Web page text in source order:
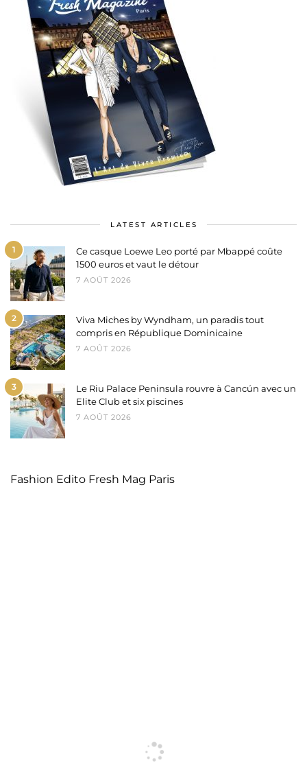
LATEST ARTICLES
1
Ce casque Loewe Leo porté par Mbappé coûte
1500 euros et vaut le détour
7 AOÛT 2026
2
Viva Miches by Wyndham, un paradis tout
compris en République Dominicaine
7 AOÛT 2026
3
Le Riu Palace Peninsula rouvre à Cancún avec un
Elite Club et six piscines
7 AOÛT 2026
Fashion Edito Fresh Mag Paris